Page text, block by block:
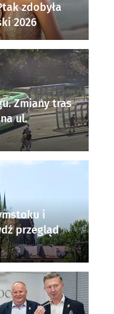
zdobyła
2026
Zmiany tras
ul.
i
przegląd